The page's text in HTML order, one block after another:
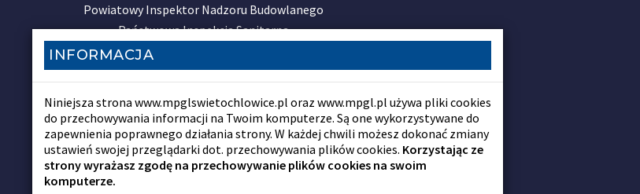
Powiatowy Inspektor Nadzoru Budowlanego
Państwowa Inspekcja Sanitarna
NEWSLETTER MPGL
Zapisz się do naszego newslettera
Zapisz się
INFORMACJA
Niniejsza strona www.mpglswietochlowice.pl oraz www.mpgl.pl używa pliki cookies
do przechowywania informacji na Twoim komputerze. Są one wykorzystywane do
zapewnienia poprawnego działania strony. W każdej chwili możesz dokonać zmiany
ustawień swojej przeglądarki dot. przechowywania plików cookies. Korzystając ze
strony wyrażasz zgodę na przechowywanie plików cookies na swoim
komputerze.